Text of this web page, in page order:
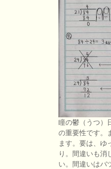
瞳の鬱（うつ
の重要性です。
ます。要は、ゆ
り。間違いも消
い。間違いはバ